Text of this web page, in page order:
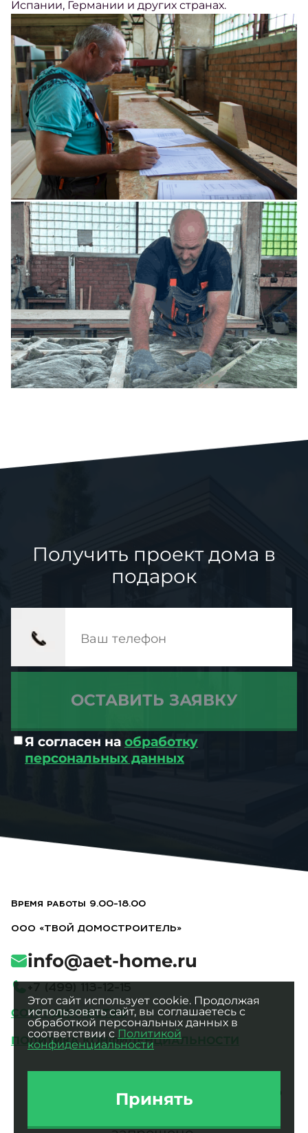
Испании, Германии и других странах.
Получить проект дома в
подарок
Я согласен на обработку
персональных данных
Время работы 9.00-18.00
ООО «ТВОЙ ДОМОСТРОИТЕЛЬ»
СОТРУДНИЧЕСТВО
ПОЛИТИКА КОНФИДЕНЦИАЛЬНОСТИ
info@aet-home.ru
интеллектуальной собственностью
ООО «ТВОЙ ДОМОСТРОИТЕЛЬ».
Этот сайт использует cookie. Продолжая
использовать сайт, вы соглашаетесь с
обработкой персональных данных в
соответствии с Политикой
конфиденциальности
Принять